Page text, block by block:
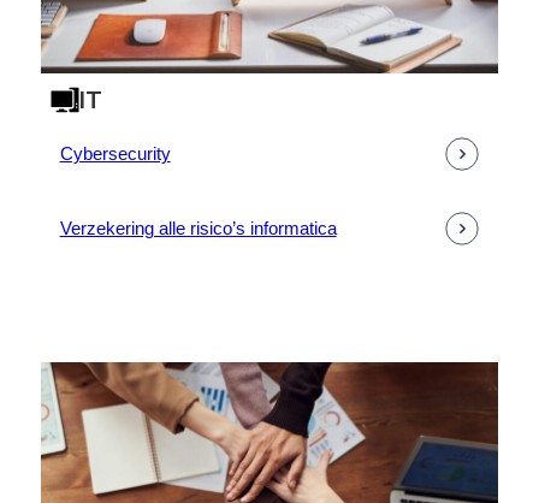
IT
Cybersecurity
Verzekering alle risico’s informatica